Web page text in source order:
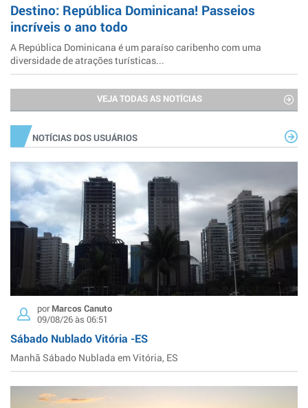
Destino: República Dominicana! Passeios
incríveis o ano todo
A República Dominicana é um paraíso caribenho com uma
diversidade de atrações turísticas...
VEJA TODAS AS NOTÍCIAS
NOTÍCIAS DOS USUÁRIOS
porMarcos Canuto
09/08/26 às 06:51
Sábado Nublado Vitória -ES
Manhã Sábado Nublada em Vitória, ES